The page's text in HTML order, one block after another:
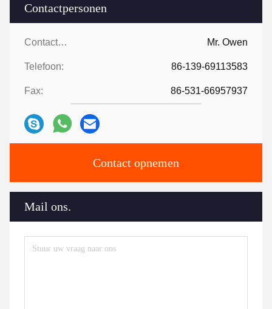
Contactpersonen
Contactpersonen: Mr. Owen
Telefoon: 86-139-69113583
Fax: 86-531-66957937
Contact opnemen
Mail ons.